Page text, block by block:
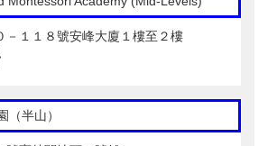
－１１８號安峰大廈１樓至２樓
（半山）